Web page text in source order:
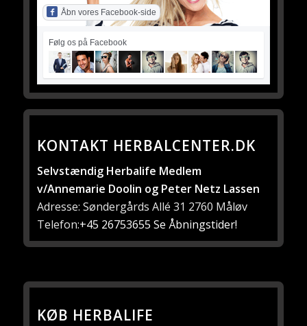
Åbn vores Facebook-side
Følg os på Facebook
KONTAKT HERBALCENTER.DK
Selvstændig Herbalife Medlem
v/Annemarie Doolin og Peter Netz Lassen
Adresse: Søndergårds Allé 31 2760 Måløv
Telefon:+45 26753655 Se Åbningstider!
KØB HERBALIFE